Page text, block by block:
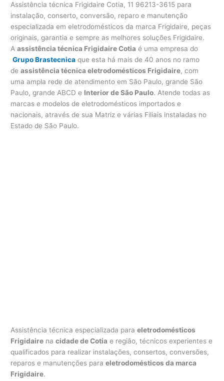
Assistência técnica Frigidaire Cotia, 11 96213-3615 para
instalação, conserto, conversão, reparo e manutenção
especializada em eletrodomésticos da marca Frigidaire, peças
originais, garantia e sempre as melhores soluções Frigidaire.
Aassistência técnica Frigidaire Cotia é uma empresa do
Grupo Brastecnica que esta há mais de 40 anos no ramo
deassistência técnica eletrodomésticos Frigidaire, com
uma ampla rede de atendimento em São Paulo, grande São
Paulo, grande ABCD e Interior de São Paulo. Atende todas as
marcas e modelos de eletrodomésticos importados e
nacionais, através de sua Matriz e várias Filiais instaladas no
Estado de São Paulo.
Assistência técnica especializada paraeletrodomésticos
Frigidaire nacidade de Cotia e região, técnicos experientes e
qualificados para realizar instalações, consertos, conversões,
reparos e manutenções paraeletrodomésticos da marca
Frigidaire.